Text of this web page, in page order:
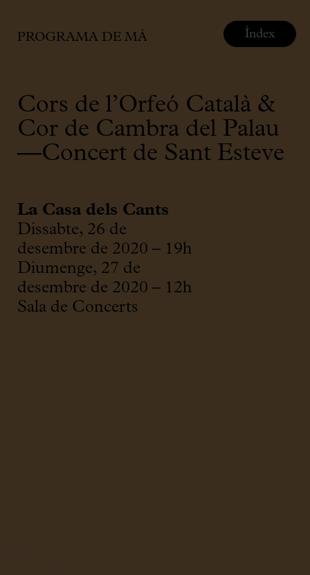
PROGRAMA DE MÀ
Cors de l’Orfeó Català &
Cor de Cambra del Palau
—Concert de Sant Esteve
La Casa dels Cants
Dissabte, 26 de
desembre de 2020 – 19h
Diumenge, 27 de
desembre de 2020 – 12h
Sala de Concerts
Índex